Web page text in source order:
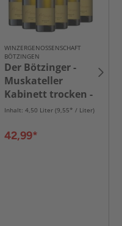
WINZERGENOSSENSCHAFT
BÖTZINGEN
Der Bötzinger -
Muskateller
Kabinett trocken -
6er Karton
Inhalt: 4,50 Liter (9,55* / Liter)
42,99*